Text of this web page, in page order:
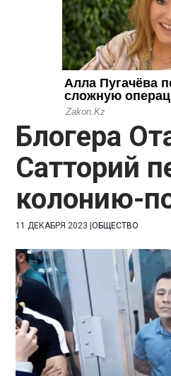
Блогера
Сатторий
колонию-
11 ДЕКАБРЯ 2023 |ОБЩЕСТВО